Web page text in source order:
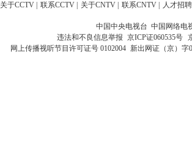
关于CCTV 联系CCTV 关于CNTV 联系CNTV 人才招聘
中国中央电视台 中国网络电
违法和不良信息举报 京ICP证060535号
网上传播视听节目许可证号 0102004 新出网证（京）